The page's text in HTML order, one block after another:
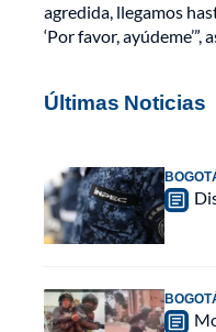
agredida, llegamos
‘Por favor,
Últimas Noticias